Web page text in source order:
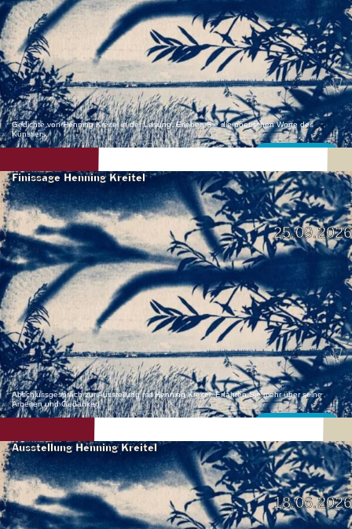
Gedichte von Henning Kreitel in der Lesung. Erleben Sie die poetischen Worte des
Künstlers.
25.09.2026
Finissage Henning Kreitel
Abschlussgespräch zur Ausstellung mit Henning Kreitel. Erfahren Sie mehr über seine
Arbeiten und Gedanken.
18.06.2026
Ausstellung Henning Kreitel